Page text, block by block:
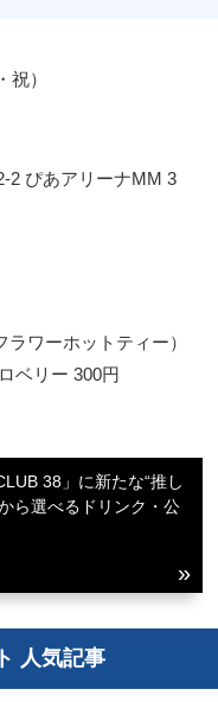
祝）
2 ぴあアリーナMM 3
ワーホットティー）
ベリー 300円
38」に新たな“推し
ら選べるドリンク・公
人気記事